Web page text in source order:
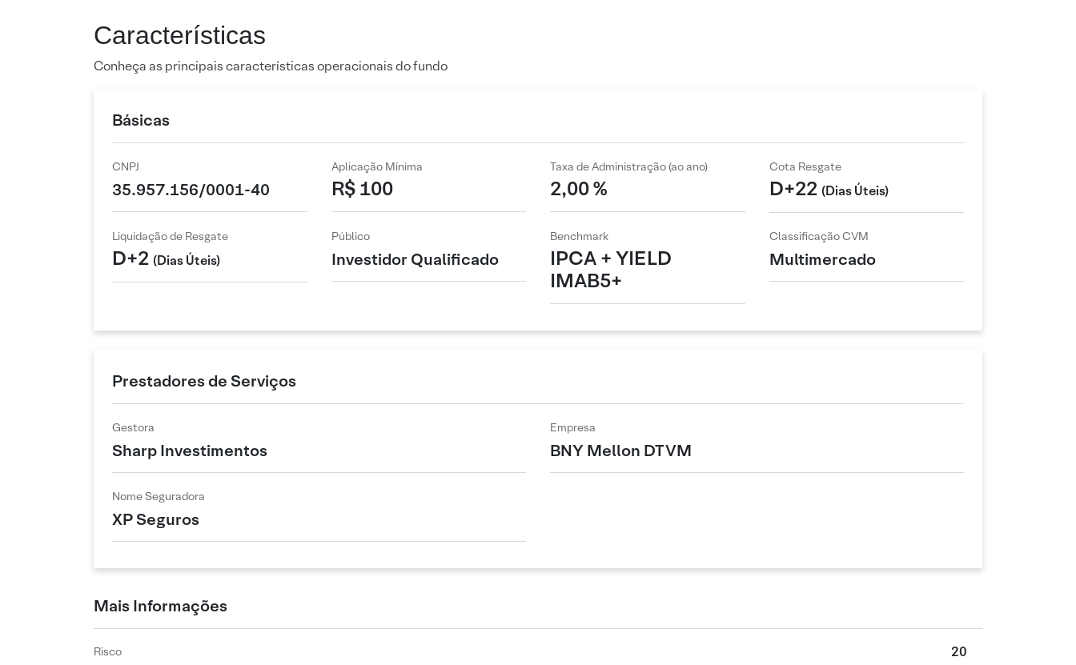
Características
Conheça as principais características operacionais do fundo
Básicas
CNPJ
35.957.156/0001-40
Aplicação Mínima
R$ 100
Taxa de Administração (ao ano)
2,00 %
Cota Resgate
D+22 (Dias Úteis)
Liquidação de Resgate
D+2 (Dias Úteis)
Público
Investidor Qualificado
Benchmark
IPCA + YIELD
IMAB5+
Classificação CVM
Multimercado
Prestadores de Serviços
Gestora
Sharp Investimentos
Empresa
BNY Mellon DTVM
Nome Seguradora
XP Seguros
Mais Informações
Risco 20